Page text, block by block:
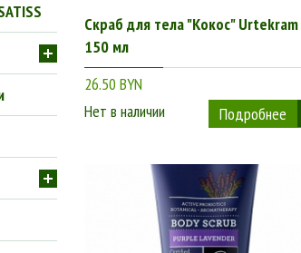
Скраб для тела "Кокос" Urtekram
150 мл
26.50 BYN
Нет в наличии
Подробнее